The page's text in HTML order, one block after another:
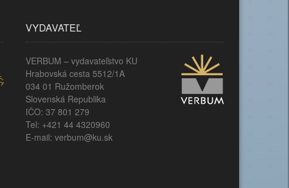
VYDAVATEĽ
VERBUM – vydavateľstvo KU
Hrabovská cesta 5512/1A
034 01 Ružomberok
Slovenská Republika
IČO: 37 801 279
Tel: +421 44 4320960
E-mail: verbum@ku.sk